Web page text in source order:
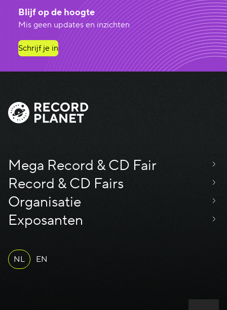
Blijf op de hoogte
Mis geen updates en inzichten
Schrijf je in
Mega Record & CD Fair
Record & CD Fairs
Organisatie
Exposanten
NL EN